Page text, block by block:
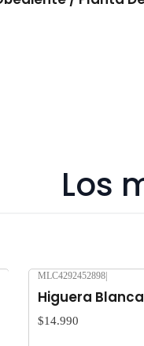
Los
MLC4292452898
Higuera
$14.990